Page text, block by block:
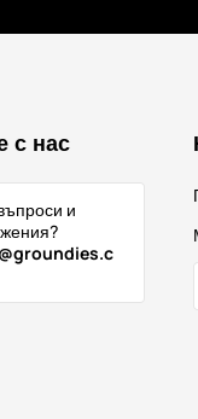
с нас
и